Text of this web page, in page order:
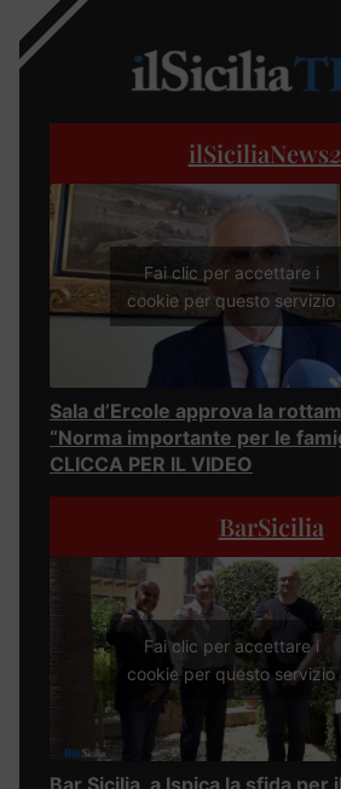
ilSiciliaNews
Fai clic per accettare i
cookie per questo servizio
Sala d’Ercole approva la
“Norma importante per le
CLICCA PER IL VIDEO
BarSicilia
Fai clic per accettare i
cookie per questo servizio
Bar Sicilia, a Ispica la sfida per